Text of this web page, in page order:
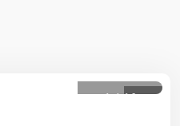
1 /16